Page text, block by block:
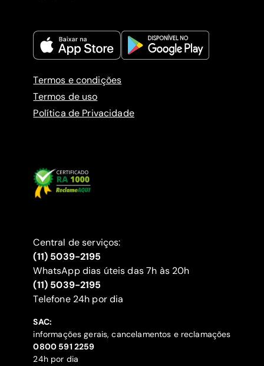
Termos e condições
Termos de uso
Política de Privacidade
Central de serviços:
(11) 5039-2195
WhatsApp dias úteis das 7h às 20h
(11) 5039-2195
‍Telefone 24h por dia
SAC:
informações gerais, cancelamentos e reclamações
‍0800 591 2259
24h por dia